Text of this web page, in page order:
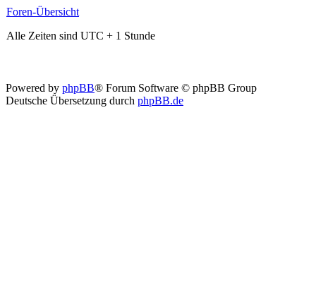
Foren-Übersicht
Alle Zeiten sind UTC + 1 Stunde
Powered by phpBB® Forum Software © phpBB Group
Deutsche Übersetzung durch phpBB.de